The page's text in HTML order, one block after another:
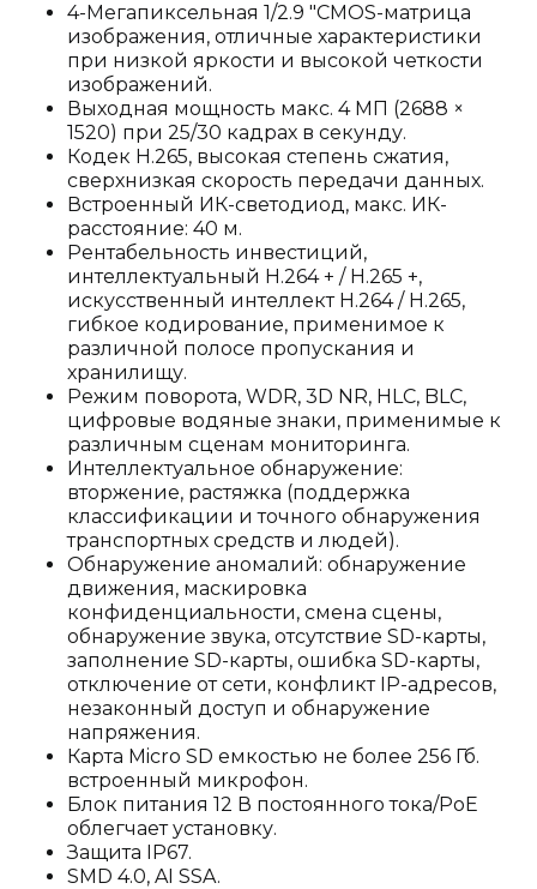
4-Мегапиксельная 1/2.9 "CMOS-матрица
изображения, отличные характеристики
при низкой яркости и высокой четкости
изображений.
Выходная мощность макс. 4 МП (2688 ×
1520) при 25/30 кадрах в секунду.
Кодек H.265, высокая степень сжатия,
сверхнизкая скорость передачи данных.
Встроенный ИК-светодиод, макс. ИК-
расстояние: 40 м.
Рентабельность инвестиций,
интеллектуальный H.264 + / H.265 +,
искусственный интеллект H.264 / H.265,
гибкое кодирование, применимое к
различной полосе пропускания и
хранилищу.
Режим поворота, WDR, 3D NR, HLC, BLC,
цифровые водяные знаки, применимые к
различным сценам мониторинга.
Интеллектуальное обнаружение:
вторжение, растяжка (поддержка
классификации и точного обнаружения
транспортных средств и людей).
Обнаружение аномалий: обнаружение
движения, маскировка
конфиденциальности, смена сцены,
обнаружение звука, отсутствие SD-карты,
заполнение SD-карты, ошибка SD-карты,
отключение от сети, конфликт IP-адресов,
незаконный доступ и обнаружение
напряжения.
Карта Micro SD емкостью не более 256 Гб.
встроенный микрофон.
Блок питания 12 В постоянного тока/PoE
облегчает установку.
Защита IP67.
SMD 4.0, AI SSA.